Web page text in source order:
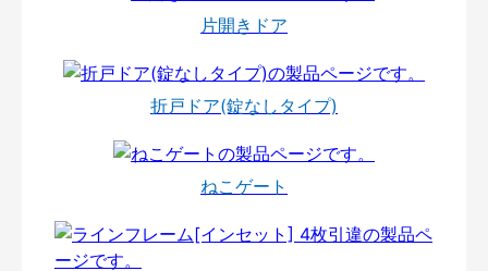
片開きドア
折戸ドア(錠なしタイプ)
ねこゲート